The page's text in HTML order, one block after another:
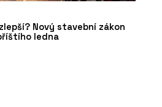
Nový stavební zákon
ledna